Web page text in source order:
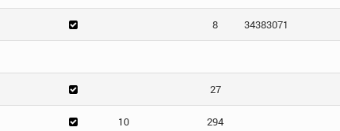
8 34383071
27
10 294